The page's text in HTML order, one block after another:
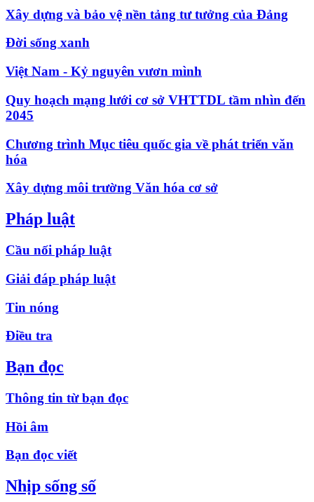
Xây dựng và bảo vệ nền tảng tư tưởng của Đảng
Đời sống xanh
Việt Nam - Kỷ nguyên vươn mình
Quy hoạch mạng lưới cơ sở VHTTDL tầm nhìn đến
2045
Chương trình Mục tiêu quốc gia về phát triển văn
hóa
Xây dựng môi trường Văn hóa cơ sở
Pháp luật
Cầu nối pháp luật
Giải đáp pháp luật
Tin nóng
Điều tra
Bạn đọc
Thông tin từ bạn đọc
Hồi âm
Bạn đọc viết
Nhịp sống số